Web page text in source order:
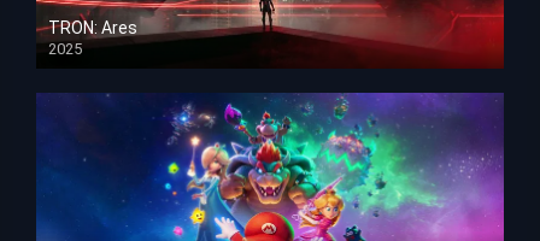
TRON: Ares
2025
HD 1080p